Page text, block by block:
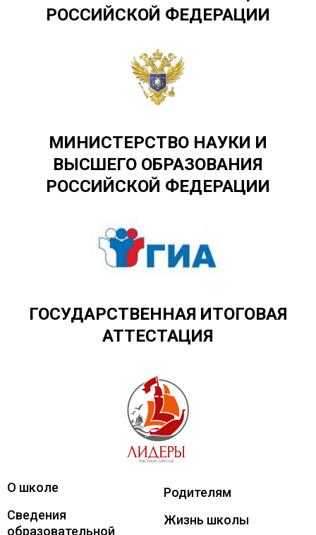
РОССИЙСКОЙ ФЕДЕРАЦИИ
МИНИСТЕРСТВО НАУКИ И
ВЫСШЕГО ОБРАЗОВАНИЯ
РОССИЙСКОЙ ФЕДЕРАЦИИ
ГОСУДАРСТВЕННАЯ ИТОГОВАЯ
АТТЕСТАЦИЯ
Лидеры
Частная школа
О школе
Сведения
образовательной
Родителям
Жизнь школы